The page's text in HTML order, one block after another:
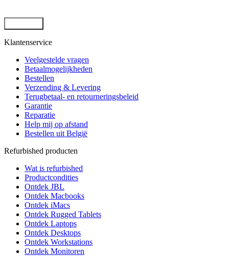
Klantenservice
Veelgestelde vragen
Betaalmogelijkheden
Bestellen
Verzending & Levering
Terugbetaal- en retourneringsbeleid
Garantie
Reparatie
Help mij op afstand
Bestellen uit België
Refurbished producten
Wat is refurbished
Productcondities
Ontdek JBL
Ontdek Macbooks
Ontdek iMacs
Ontdek Rugged Tablets
Ontdek Laptops
Ontdek Desktops
Ontdek Workstations
Ontdek Monitoren